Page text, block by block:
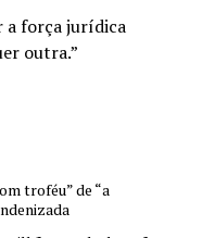
a força jurídica
outra.”
troféu” de “a